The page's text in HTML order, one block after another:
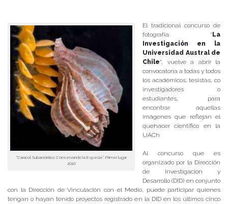
“Caracol Subantártico: Conservando la Especie”. Primer lugar
2016
El tradicional concurso de
fotografía: “ La
Investigación en la
Universidad Austral de
Chile“, vuelve a abrir la
convocatoria a todas y todos
los académicos, tesistas, co
investigadores o
estudiantes, para
encontrar aquellas
imágenes que reflejan el
quehacer científico en la
UACh
Al concurso que es
organizado por la Dirección
de Investigación y
Desarrollo (DID) en conjunto
con la Dirección de Vinculación con el Medio, puede participar quienes
tengan o hayan tenido proyectos registrado en la DID en los últimos cinco